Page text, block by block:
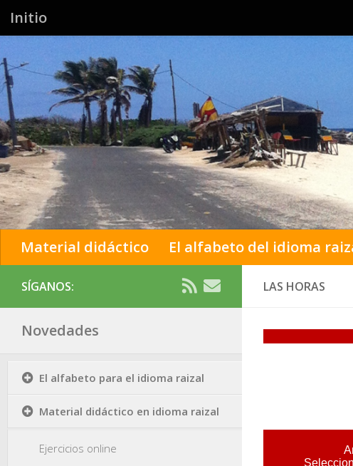
Initio
Material didáctico El alfabeto del idioma
LAS HORAS
SÍGANOS:
Novedades
El alfabeto para el idioma raizal
Material didáctico en idioma raizal
Ejercicios online